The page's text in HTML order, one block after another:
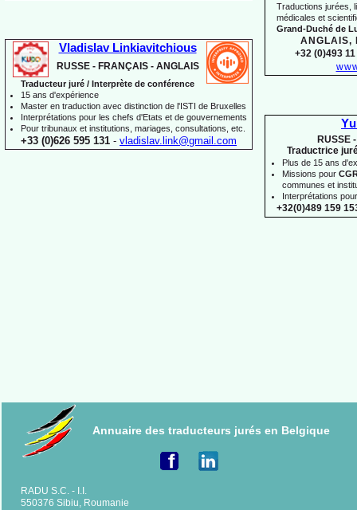
Annuaire des traducteurs jurés en Belgique
RADU S.C. - I.I.
550376 Sibiu, Roumanie
Traductions jurées,
médicales et
Grand-Duché de
ANGLAIS,
+32 (0)493
RUSSE -
Traductrice
Plus de 15 ans
Missions pour
communes et
Interprétations
+32(0)489 159
Vladislav Linkiavitchious
RUSSE -FRANÇAIS -ANGLAIS
Traducteur juré / Interprète de conférence
15 ans d'expérience
Master en traduction avec distinction de l'ISTI de Bruxelles
Interprétations pour les chefs d'Etats et de gouvernements
Pour tribunaux et institutions , mariages, consultations, etc.
+33 (0)626 595 131 - vladislav.link@gmail.com